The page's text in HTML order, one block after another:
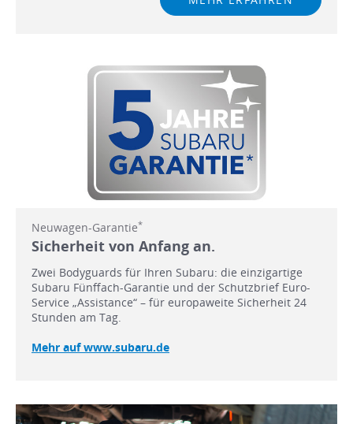
Neuwagen-Garantie*
Sicherheit von Anfang an.
Zwei Bodyguards für Ihren Subaru: die einzigartige
Subaru Fünffach-Garantie und der Schutzbrief Euro-
Service „Assistance“ – für europaweite Sicherheit 24
Stunden am Tag.
Mehr auf www.subaru.de